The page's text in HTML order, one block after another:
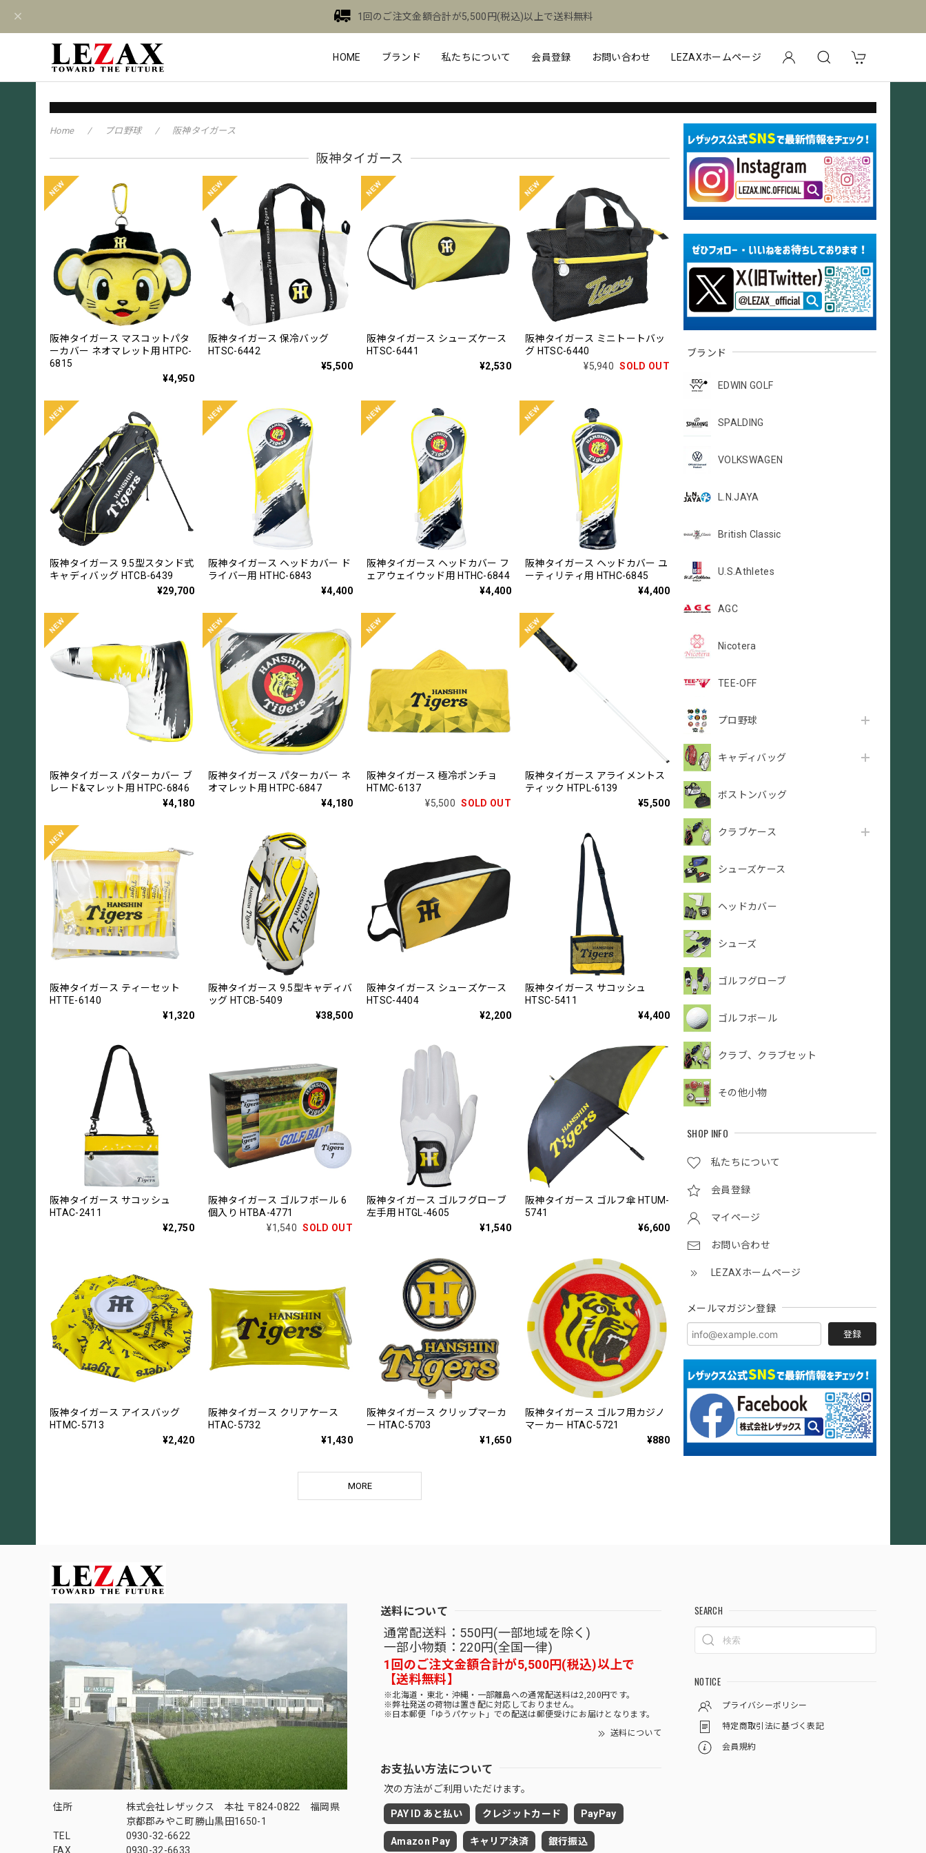
1回のご注文金額合計が5,500円(税込)以上で送料無料
HOME ブランド 私たちについて 会員登録 お問い合わせ LEZAXホームページ
ブランド
EDWIN GOLF
SPALDING
VOLKSWAGEN
L.N.JAYA
British Classic
U.S.Athletes
AGC
Nicotera
TEE-OFF
プロ野球
キャディバッグ
ボストンバッグ
クラブケース
シューズケース
ヘッドカバー
シューズ
ゴルフグローブ
ゴルフボール
クラブ、クラブセット
その他小物
SHOP INFO
私たちについて
会員登録
マイページ
お問い合わせ
LEZAXホームページ
メールマガジン登録
登録
Home プロ野球 阪神タイガース
阪神タイガース
阪神タイガース マスコットパタ
ーカバー ネオマレット用 HTPC-
6815
¥4,950
阪神タイガース 保冷バッグ
HTSC-6442
¥5,500
阪神タイガース シューズケース
HTSC-6441
¥2,530
阪神タイガース ミニトートバッ
グ HTSC-6440
¥5,940 SOLD OUT
阪神タイガース 9.5型スタンド式
キャディバッグ HTCB-6439
¥29,700
阪神タイガース ヘッドカバー ド
ライバー用 HTHC-6843
¥4,400
阪神タイガース ヘッドカバー フ
ェアウェイウッド用 HTHC-6844
¥4,400
阪神タイガース ヘッドカバー ユ
ーティリティ用 HTHC-6845
¥4,400
阪神タイガース パターカバー ブ
レード&マレット用 HTPC-6846
¥4,180
阪神タイガース パターカバー ネ
オマレット用 HTPC-6847
¥4,180
阪神タイガース 極冷ポンチョ
HTMC-6137
¥5,500 SOLD OUT
阪神タイガース アライメントス
ティック HTPL-6139
¥5,500
阪神タイガース ティーセット
HTTE-6140
¥1,320
阪神タイガース 9.5型キャディバ
ッグ HTCB-5409
¥38,500
阪神タイガース シューズケース
HTSC-4404
¥2,200
阪神タイガース サコッシュ
HTSC-5411
¥4,400
阪神タイガース サコッシュ
HTAC-2411
¥2,750
阪神タイガース ゴルフボール 6
個入り HTBA-4771
¥1,540 SOLD OUT
阪神タイガース ゴルフグローブ
左手用 HTGL-4605
¥1,540
阪神タイガース ゴルフ傘 HTUM-
5741
¥6,600
阪神タイガース アイスバッグ
HTMC-5713
¥2,420
阪神タイガース クリアケース
HTAC-5732
¥1,430
阪神タイガース クリップマーカ
ー HTAC-5703
¥1,650
阪神タイガース ゴルフ用カジノ
マーカー HTAC-5721
¥880
MORE
住所
株式会社レザックス 本社 〒824-0822 福岡県
京都郡みやこ町勝山黒田1650-1
TEL
0930-32-6622
FAX
0930-32-6633
送料について
通常配送料：550円(一部地域を除く)
一部小物類：220円(全国一律)
1回のご注文金額合計が5,500円(税込)以上で
【送料無料】
※北海道・東北・沖縄・一部離島への通常配送料は2,200円です。
※弊社発送の荷物は置き配に対応しておりません。
※日本郵便「ゆうパケット」での配送は郵便受けにお届けとなります。
送料について
お支払い方法について
次の方法がご利用いただけます。
PAY ID あと払い クレジットカード PayPay
Amazon Pay キャリア決済 銀行振込
SEARCH
NOTICE
プライバシーポリシー
特定商取引法に基づく表記
会員規約